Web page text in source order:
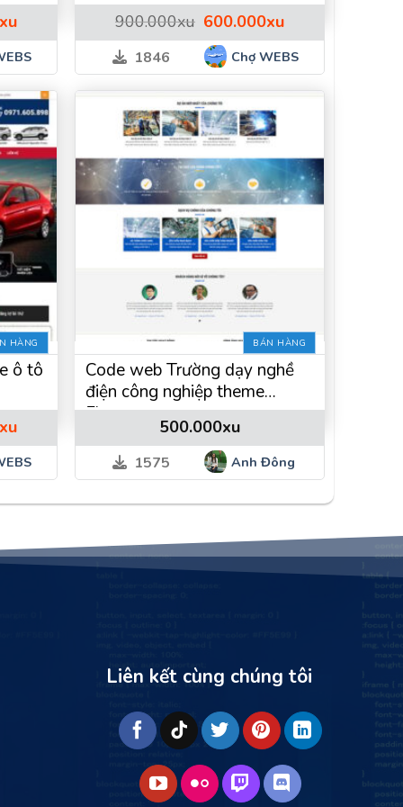
Giá
hiện
tại
là:
600.000xu.
900.000xu Giá
gốc
là:
900.000xu.
600.000xuGiá
hiện
tại
là:
600.000xu.
1846 Chợ WEBS
HÀNG
ô tô
Giá
hiện
tại
là:
600.000xu.
BÁN HÀNG
Code web Trường dạy nghề
điện công nghiệp theme
Flatsome
500.000xu
1575 Anh Đông
Liên kết cùng chúng tôi